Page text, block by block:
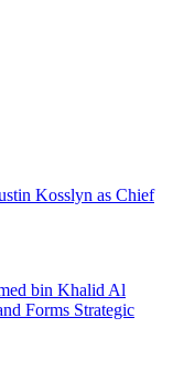
Kosslyn as Chief
bin Khalid Al
Forms Strategic